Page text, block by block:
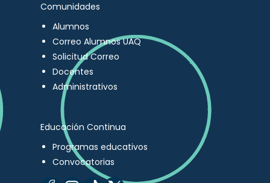
Comunidades
Alumnos
Correo Alumnos UAQ
Solicitud Correo
Docentes
Administrativos
Educación Continua
Programas educativos
Convocatorias